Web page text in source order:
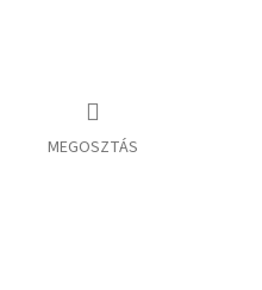
MEGOSZTÁS